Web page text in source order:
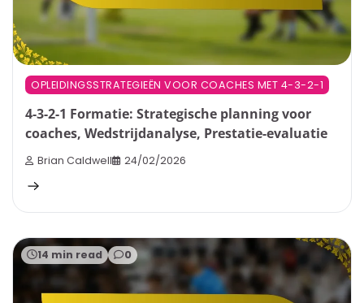
OPLEIDINGSSTRATEGIEËN VOOR COACHES MET 4-3-2-1
4-3-2-1 Formatie: Strategische planning voor
coaches, Wedstrijdanalyse, Prestatie-evaluatie
Brian Caldwell 24/02/2026
14 min read 0